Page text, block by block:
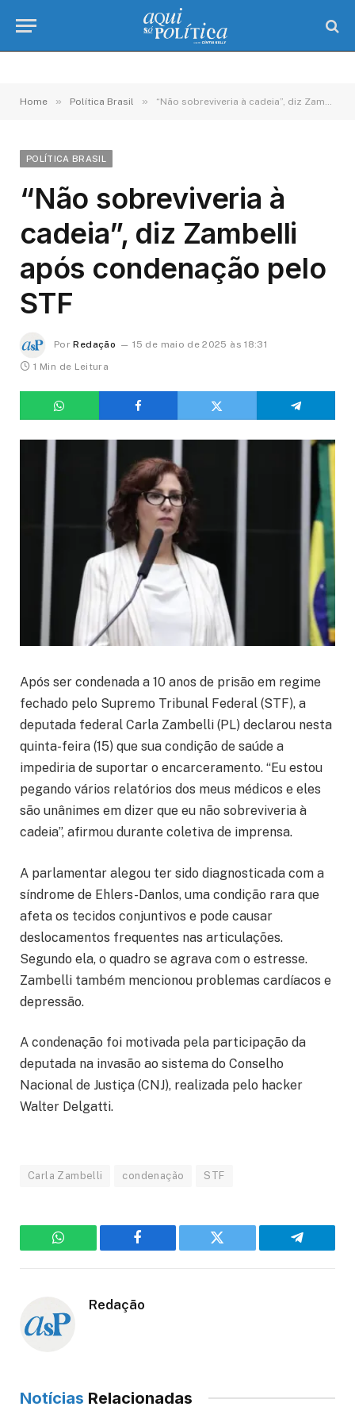
Home » Política Brasil » “Não sobreviveria à cadeia”, diz Zambelli após condenação pelo STF
POLÍTICA BRASIL
“Não sobreviveria à
cadeia”, diz Zambelli
após condenação pelo
STF
Por Redação
15 de maio de 2025 às 18:31
1 Min de Leitura
Após ser condenada a 10 anos de prisão em regime
fechado pelo Supremo Tribunal Federal (STF), a
deputada federal Carla Zambelli (PL) declarou nesta
quinta-feira (15) que sua condição de saúde a
impediria de suportar o encarceramento. “Eu estou
pegando vários relatórios dos meus médicos e eles
são unânimes em dizer que eu não sobreviveria à
cadeia”, afirmou durante coletiva de imprensa.
A parlamentar alegou ter sido diagnosticada com a
síndrome de Ehlers-Danlos, uma condição rara que
afeta os tecidos conjuntivos e pode causar
deslocamentos frequentes nas articulações.
Segundo ela, o quadro se agrava com o estresse.
Zambelli também mencionou problemas cardíacos e
depressão.
A condenação foi motivada pela participação da
deputada na invasão ao sistema do Conselho
Nacional de Justiça (CNJ), realizada pelo hacker
Walter Delgatti.
Carla Zambelli condenação STF
WhatsApp Facebook Twitter Telegram
Redação
Notícias Relacionadas